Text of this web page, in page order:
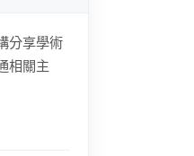
分享學術
相關主